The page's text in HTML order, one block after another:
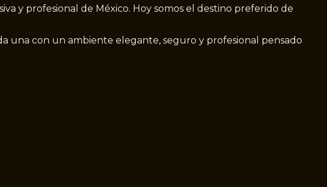
y profesional de México. Hoy somos el destino preferido de
una con un ambiente elegante, seguro y profesional pensado